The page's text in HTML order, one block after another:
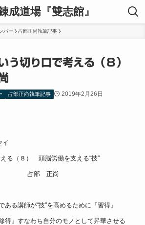
成道場『雙志館』
バー 占部正尚執筆記事
う切り口で考える（８）
占部正尚執筆記事 2019年2月26日
イ
る（８） 頭脳労働を支える“技”
正尚
る講師が“技”を高めるために『習得』
得』すなわち自分のモノとして昇華させる